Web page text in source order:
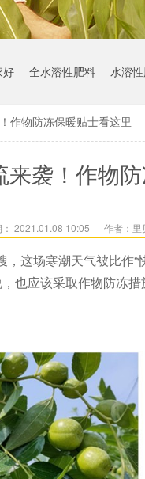
好 全水溶性肥料 水溶
作物防冻保暖贴士看这里
来袭！作物
： 2021.01.08 10:05 作者：里
，这场寒潮天气被比作
也应该采取作物防冻措